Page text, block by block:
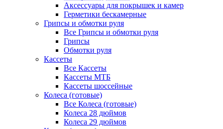
Аксессуары для покрышек и камер
Герметики бескамерные
Грипсы и обмотки руля
Все Грипсы и обмотки руля
Грипсы
Обмотки руля
Кассеты
Все Кассеты
Кассеты МТБ
Кассеты шоссейные
Колеса (готовые)
Все Колеса (готовые)
Колеса 28 дюймов
Колеса 29 дюймов